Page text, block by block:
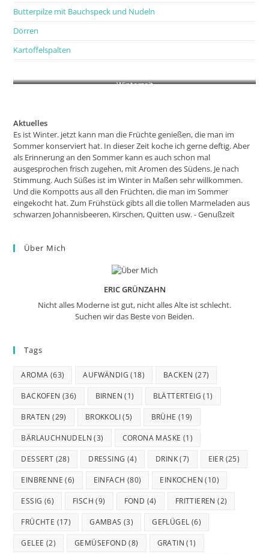
Butterpilze mit Bauchspeck und Nudeln
Dörren
Kartoffelspalten
Winterzeit
Aktuelles
Es ist Winter. jetzt kann man die Früchte genießen, die man im
Sommer konserviert hat. In dieser Zeit koche ich gerne deftig. Aber
als Erinnerung an den Sommer kann es auch schon mal
ausgesprochen frisch zugehen, mit Aromen des Südens. Je nach
Stimmung. Auch Süßes ist im Winter in Maßen sehr willkommen.
Und die Kompotts aus all den Früchten, die man im Sommer
eingekocht hat. Zum Frühstück gibts all die tollen Marmeladen aus
schwarzen Johannisbeeren, Kirschen, Quitten usw. - Genußzeit
Über Mich
ERIC GRÜNZAHN
Nicht alles Moderne ist gut, nicht alles Alte ist schlecht.
Suchen wir das Beste von Beiden.
Tags
AROMA (63) AUFWÄNDIG (18) BACKEN (27)
BACKOFEN (36) BIRNEN (1) BLÄTTERTEIG (1)
BRATEN (29) BROKKOLI(5) BRÜHE (19)
BÄRLAUCHNUDELN (3) CORONA MASKE (1)
DESSERT (28) DRESSING (4) DRINK(7) EIER (25)
EINBRENNE (6) EINFACH (80) EINKOCHEN (10)
ESSIG (6) FISCH (9) FOND (4) FRITTIEREN (2)
FRÜCHTE (17) GAMBAS (3) GEFLÜGEL (6)
GELEE (2) GEMÜSEFOND (8) GRATIN (1)